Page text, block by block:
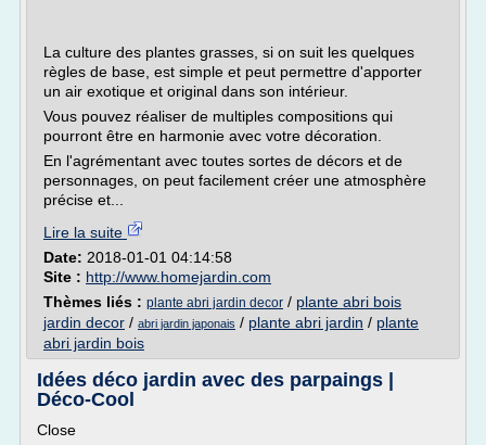
La culture des plantes grasses, si on suit les quelques
règles de base, est simple et peut permettre d'apporter
un air exotique et original dans son intérieur.
Vous pouvez réaliser de multiples compositions qui
pourront être en harmonie avec votre décoration.
En l'agrémentant avec toutes sortes de décors et de
personnages, on peut facilement créer une atmosphère
précise et...
Lire la suite
Date: 2018-01-01 04:14:58
Site : http://www.homejardin.com
Thèmes liés : plante abri jardin decor / plante abri bois
jardin decor / abri jardin japonais / plante abri jardin / plante
abri jardin bois
Idées déco jardin avec des parpaings |
Déco-Cool
Close